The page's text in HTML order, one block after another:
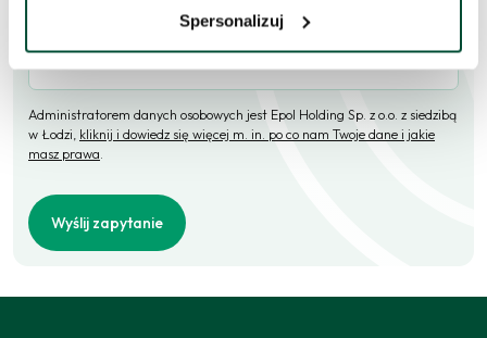
Spersonalizuj
Administratorem danych osobowych jest Epol Holding Sp. z o.o. z siedzibą
w Łodzi, kliknij i dowiedz się więcej m. in. po co nam Twoje dane i jakie
masz prawa.
Wyślij zapytanie